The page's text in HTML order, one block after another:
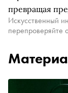
превращая
Искусственный
перепроверяйте